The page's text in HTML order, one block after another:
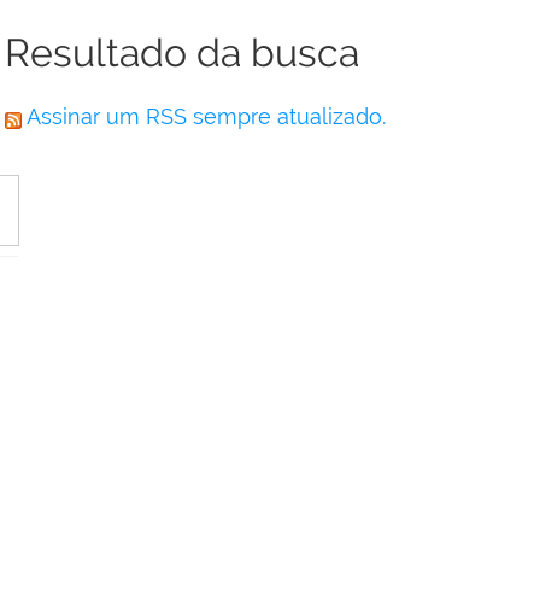
Resultado da busca
Assinar um RSS sempre atualizado.